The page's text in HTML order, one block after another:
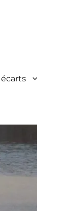
écarts